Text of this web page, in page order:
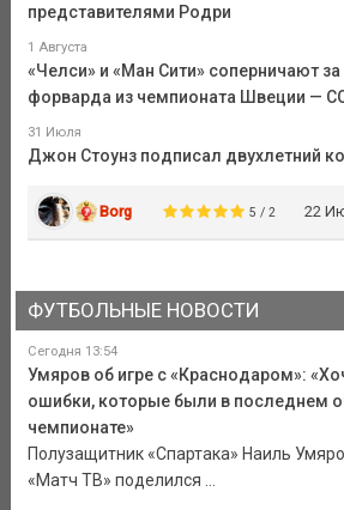
представителями Родри
1 Августа
«Челси» и «Ман Сити» соперничают
форварда из чемпионата Швеции —
31 Июля
Джон Стоунз подписал двухлетний
Borg 5 / 2 22
ФУТБОЛЬНЫЕ НОВОСТИ
Сегодня 13:54
Умяров об игре с «Краснодаром»:
ошибки, которые были в последнем
чемпионате»
Полузащитник «Спартака» Наиль
«Матч ТВ» поделился ...